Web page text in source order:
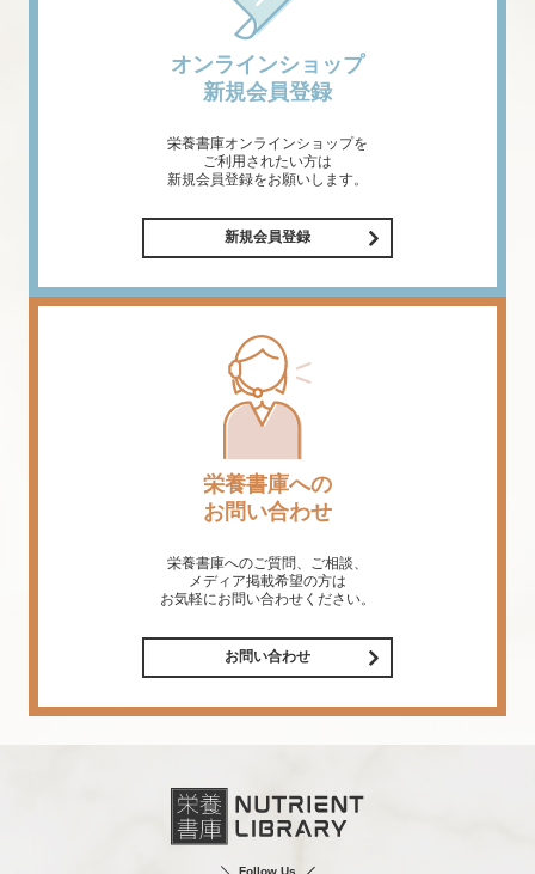
オンラインショップ
新規会員登録
栄養書庫オンラインショップを
ご利用されたい方は
新規会員登録をお願いします。
新規会員登録
栄養書庫への
お問い合わせ
栄養書庫へのご質問、ご相談、
メディア掲載希望の方は
お気軽にお問い合わせください。
お問い合わせ
Follow Us